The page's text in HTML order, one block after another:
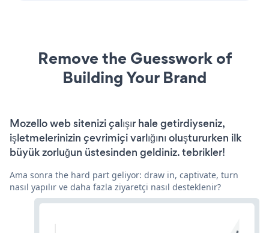
Remove the Guesswork of
Building Your Brand
Mozello web sitenizi çalışır hale getirdiyseniz,
işletmelerinizin çevrimiçi varlığını oluştururken ilk
büyük zorluğun üstesinden geldiniz. tebrikler!
Ama sonra the hard part geliyor: draw in, captivate, turn
nasıl yapılır ve daha fazla ziyaretçi nasıl desteklenir?